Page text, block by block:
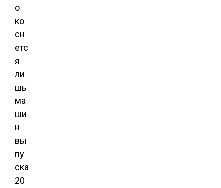
о
ко
сн
етс
я
ли
шь
ма
ши
н
вы
пу
ска
20